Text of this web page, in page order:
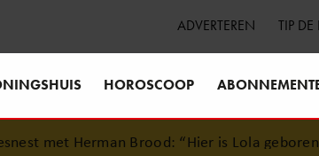
ADVERTEREN TIP DE
HOROSCOOP
met Herman Brood: “Hier is Lola geboren”